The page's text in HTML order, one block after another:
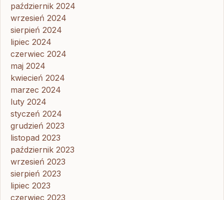
październik 2024
wrzesień 2024
sierpień 2024
lipiec 2024
czerwiec 2024
maj 2024
kwiecień 2024
marzec 2024
luty 2024
styczeń 2024
grudzień 2023
listopad 2023
październik 2023
wrzesień 2023
sierpień 2023
lipiec 2023
czerwiec 2023